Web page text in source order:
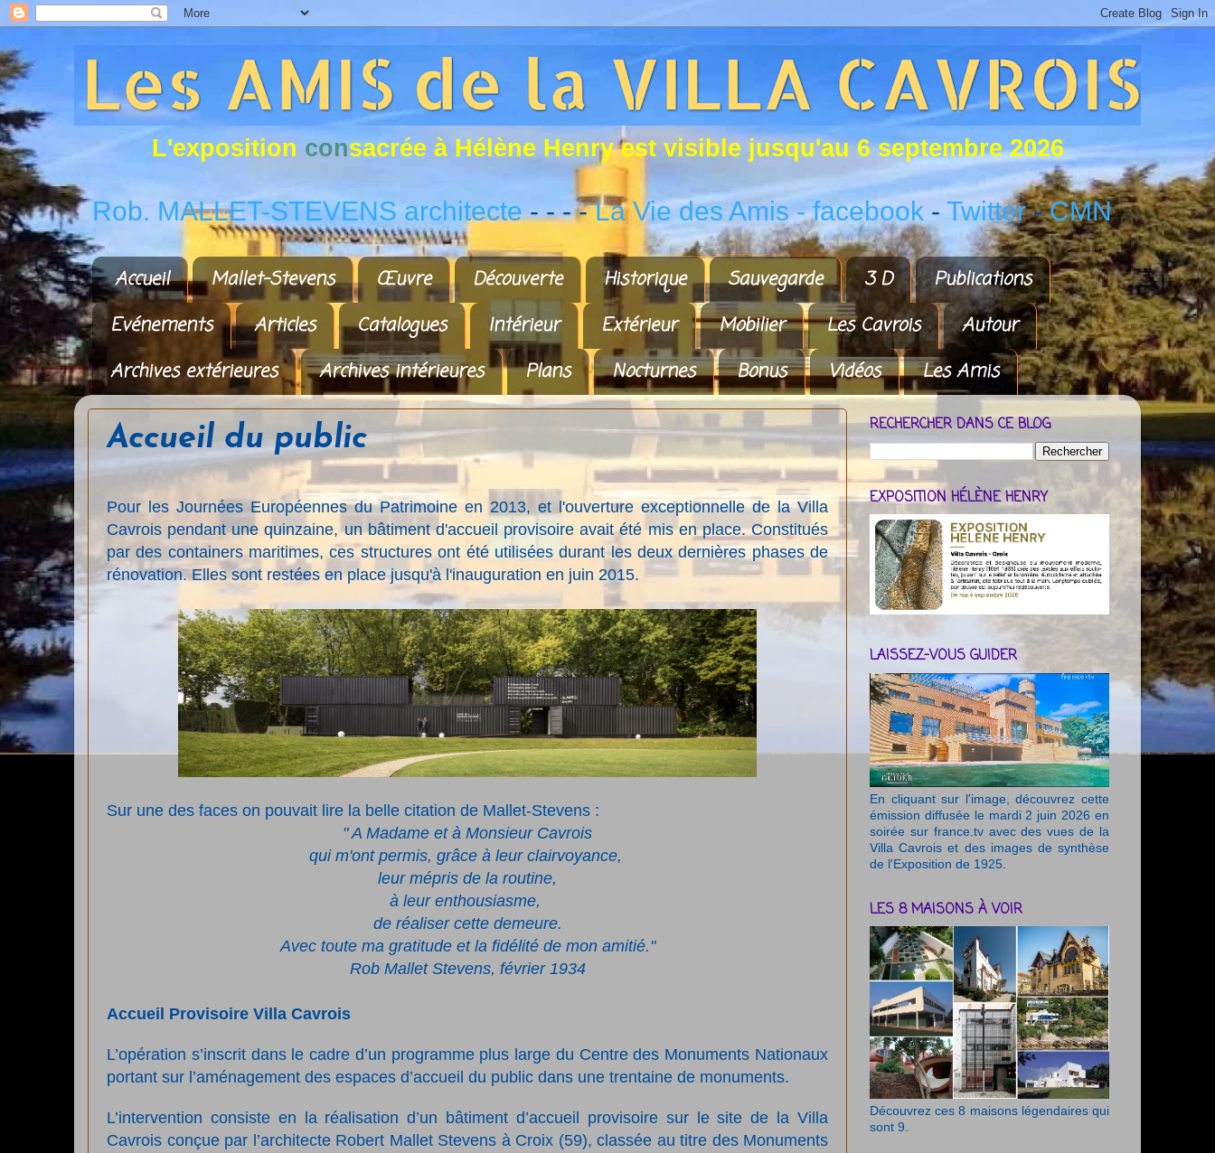
L'exposition consacrée à Hé ène Henry est visi b e jusqu'au 6 septembre 2026
Rob. MALLET-STEVENS architecte- - - -La Vie des Amis- facebook - Twitter -CMN
Accueil Mallet-Stevens Œuvre Découverte Historique Sauvegarde 3 D
Publications
Evénements
Articles Catalogues Intérieur Extérieur Mobilier Les Cavrois
Autour
Archives extérieures
Archives intérieures Plans Nocturnes Bonus Vidéos Les Amis
Accueil du public
Pour les Journées Européennes du Patrimoine en 2013, et l'ouverture exceptionnelle de la Villa
Cavrois pendant une quinzaine, un bâtiment d'accueil provisoire avait été mis en place. Constitués
par des containers maritimes, ces structures ont été utilisées durant les deux dernières phases de
rénovation. Elles sont restées en place jusqu'à l'inauguration en juin 2015.
Sur une des faces on pouvait lire la belle citation de Mallet-Stevens :
" A Madame et à Monsieur Cavrois
qui m'ont permis, grâce à leur clairvoyance,
leur mépris de la routine,
à leur enthousiasme,
de réaliser cette demeure.
Avec toute ma gratitude et la fidélité de mon amitié."
Rob Mallet Stevens, février 1934
Accueil Provisoire Villa Cavrois
L’opération s’inscrit dans le cadre d’un programme plus large du Centre des Monuments Nationaux
portant sur l’aménagement des espaces d’accueil du public dans une trentaine de monuments.
L’intervention consiste en la réalisation d’un bâtiment d’accueil provisoire sur le site de la Villa
Cavrois conçue par l’architecte Robert Mallet Stevens à Croix (59), classée au titre des Monuments
RECHERCHER DANS CE BLOG
EXPOSITION HÉLÈNE HENRY
LAISSEZ-VOUS GUIDER
En cliquant sur l'image, découvrez cette
émission diffusée le mardi 2 juin 2026 en
soirée sur france.tv avec des vues de la
Villa Cavrois et des images de synthèse
de l'Exposition de 1925.
LES 8 MAISONS À VOIR
Découvrez ces 8 maisons légendaires qui
sont 9.